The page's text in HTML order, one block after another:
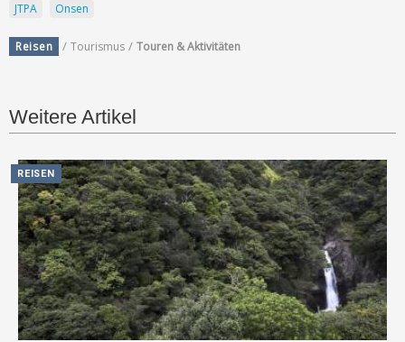
JTPA Onsen
Reisen / Tourismus / Touren & Aktivitäten
Weitere Artikel
REISEN